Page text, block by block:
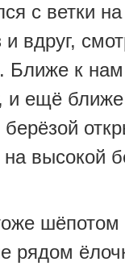
с ветки
и вдруг,
Ближе к нам
и ещё
высокой
шёпотом
рядом